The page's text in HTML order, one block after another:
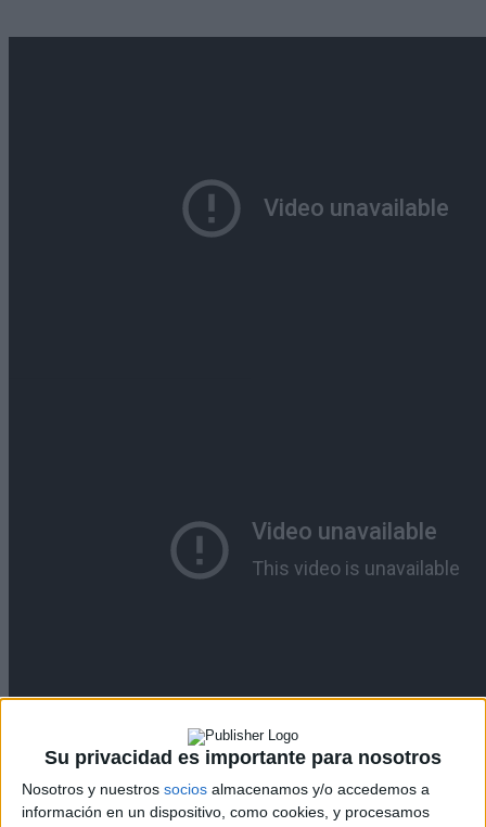
Su privacidad es importante para nosotros
Nosotros y nuestros socios almacenamos y/o accedemos a
información en un dispositivo, como cookies, y procesamos
Cargando
nueva noticia
No hay más noticias en esta categoría.